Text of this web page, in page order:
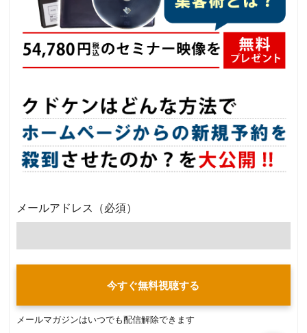
メールアドレス （必須）
今すぐ無料視聴する
メールマガジンはいつでも配信解除できます